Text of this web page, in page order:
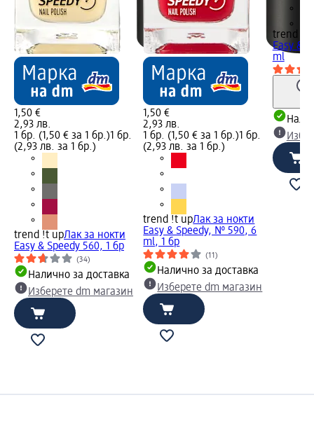
1,50 €
2,93 лв.
1 бр. (1,50 € за 1 бр.)1 бр.
(2,93 лв. за 1 бр.)
trend !t upЛак за нокти
Easy & Speedy 560, 1 бр
(34)
Налично за доставка
Изберете dm магазин
1,50 €
2,93 лв.
1 бр. (1,50 € за 1 бр.)1 бр.
(2,93 лв. за 1 бр.)
trend !t upЛак за нокти
Easy & Speedy, № 590, 6
ml, 1 бр
(11)
Налично за доставка
Изберете dm магазин
trend !t
Easy &
ml